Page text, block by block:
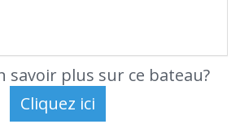
savoir plus sur ce bateau?